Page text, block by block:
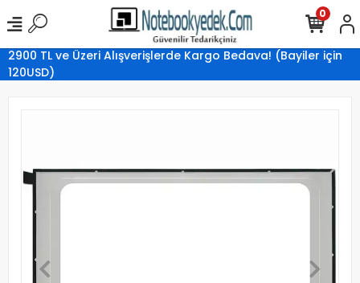
2900 TL ve Üzeri Alışverişlerde Kargo Bedava! (Bayiler için
120USD)
0